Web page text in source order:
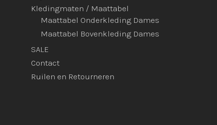
Kledingmaten / Maattabel
Maattabel Onderkleding Dames
Maattabel Bovenkleding Dames
SALE
Contact
Ruilen en Retourneren